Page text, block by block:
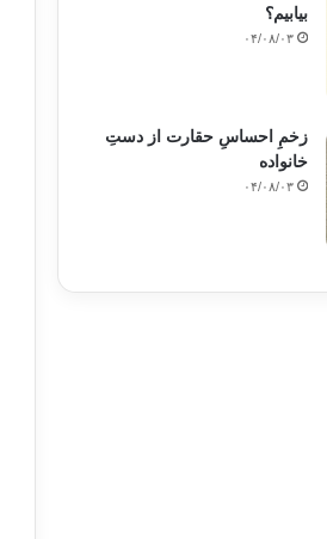
بیابیم؟
۰۴/۰۸/۰۳
زخمِ احساسِ حقارت از دستِ
خانواده
۰۴/۰۸/۰۳